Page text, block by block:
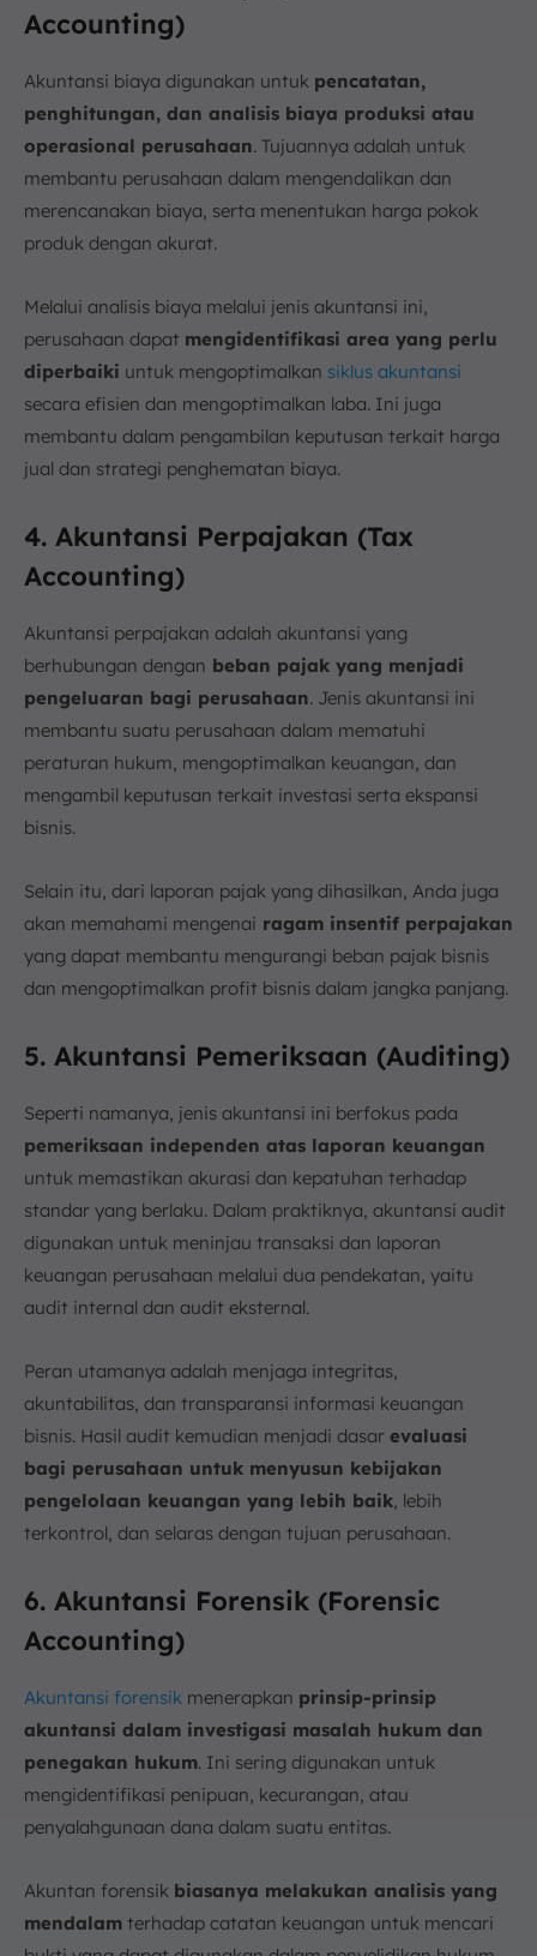
Accounting)
Akuntansi biaya digunakan untuk pencatatan,
penghitungan, dan analisis biaya produksi atau
operasional perusahaan. Tujuannya adalah untuk
membantu perusahaan dalam mengendalikan dan
merencanakan biaya, serta menentukan harga pokok
produk dengan akurat.
Melalui analisis biaya melalui jenis akuntansi ini,
perusahaan dapat mengidentifikasi area yang perlu
diperbaiki untuk mengoptimalkan siklus akuntansi
secara efisien dan mengoptimalkan laba. Ini juga
membantu dalam pengambilan keputusan terkait harga
jual dan strategi penghematan biaya.
4. Akuntansi Perpajakan (Tax
Accounting)
Akuntansi perpajakan adalah akuntansi yang
berhubungan dengan beban pajak yang menjadi
pengeluaran bagi perusahaan. Jenis akuntansi ini
membantu suatu perusahaan dalam mematuhi
peraturan hukum, mengoptimalkan keuangan, dan
mengambil keputusan terkait investasi serta ekspansi
bisnis.
Selain itu, dari laporan pajak yang dihasilkan, Anda juga
akan memahami mengenai ragam insentif perpajakan
yang dapat membantu mengurangi beban pajak bisnis
dan mengoptimalkan profit bisnis dalam jangka panjang.
5. Akuntansi Pemeriksaan (Auditing)
Seperti namanya, jenis akuntansi ini berfokus pada
pemeriksaan independen atas laporan keuangan
untuk memastikan akurasi dan kepatuhan terhadap
standar yang berlaku. Dalam praktiknya, akuntansi audit
digunakan untuk meninjau transaksi dan laporan
keuangan perusahaan melalui dua pendekatan, yaitu
audit internal dan audit eksternal.
Peran utamanya adalah menjaga integritas,
akuntabilitas, dan transparansi informasi keuangan
bisnis. Hasil audit kemudian menjadi dasar evaluasi
bagi perusahaan untuk menyusun kebijakan
pengelolaan keuangan yang lebih baik , lebih
terkontrol, dan selaras dengan tujuan perusahaan.
6. Akuntansi Forensik (Forensic
Accounting)
Akuntansi forensik menerapkan prinsip-prinsip
akuntansi dalam investigasi masalah hukum dan
penegakan hukum. Ini sering digunakan untuk
mengidentifikasi penipuan, kecurangan, atau
penyalahgunaan dana dalam suatu entitas.
Akuntan forensik biasanya melakukan analisis yang
mendalam terhadap catatan keuangan untuk mencari